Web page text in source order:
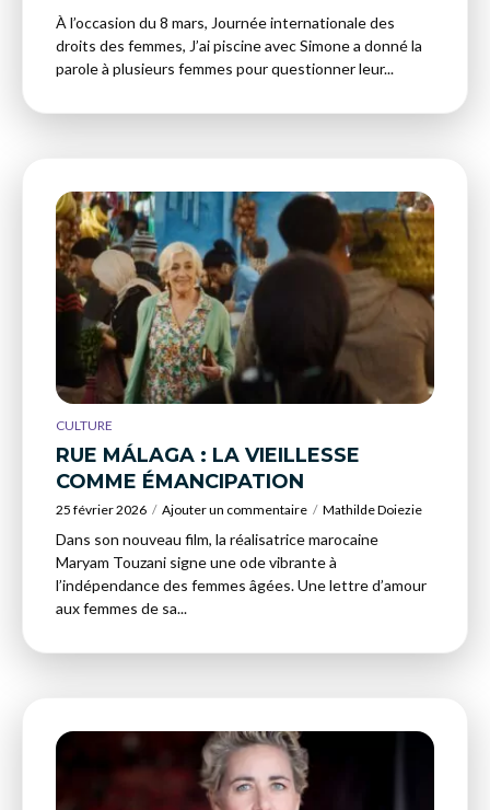
À l’occasion du 8 mars, Journée internationale des
droits des femmes, J’ai piscine avec Simone a donné la
parole à plusieurs femmes pour questionner leur...
CULTURE
RUE MÁLAGA : LA VIEILLESSE
COMME ÉMANCIPATION
25 février 2026 Ajouter un commentaire Mathilde Doiezie
Dans son nouveau film, la réalisatrice marocaine
Maryam Touzani signe une ode vibrante à
l’indépendance des femmes âgées. Une lettre d’amour
aux femmes de sa...